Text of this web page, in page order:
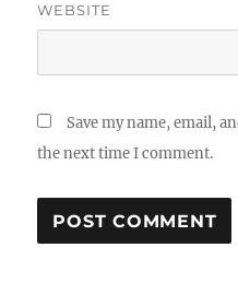
WEBSITE
Save my name, email,
the next time I comment.